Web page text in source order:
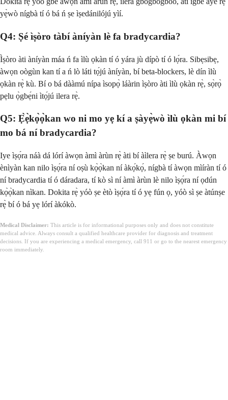
yẹ̀wò nígbà tí ó bá ń ṣe ìṣedánilójú yìí.
Q4: Ṣé ìṣòro tàbí àníyàn lè fa bradycardia?
Ìṣòro àti àníyàn máa ń fa ìlù ọkàn tí ó yára jù dípò tí ó lọ́ra. Sibẹsibẹ,
àwọn oògùn kan tí a ń lò láti tọ́jú àníyàn, bí beta-blockers, lè dín ìlù
ọkàn rẹ̀ kù. Bí o bá dààmú nípa ìsopọ̀ láàrin ìṣòro àti ìlù ọkàn rẹ̀, sọ̀rọ̀
pẹlu ọ̀gbẹ́ni ìtọ́jú ilera rẹ̀.
Q5: Ẹ̀ẹ̀kọ̀ọ̀kan wo ni mo yẹ kí a ṣàyẹ̀wò ìlù ọkàn mi bí
mo bá ní bradycardia?
Iye ìṣọ́ra náà dá lórí àwọn àmì àrùn rẹ̀ àti bí àìlera rẹ̀ ṣe burú. Àwọn
ènìyàn kan nilo ìṣọ́ra ní oṣù kọ̀ọ̀kan ní àkọ́kọ́, nígbà tí àwọn mìíràn tí ó
ní bradycardia tí ó dáradara, tí kò sì ní àmì àrùn lè nilo ìṣọ́ra ní ọdún
kọ̀ọ̀kan nìkan. Dokita rẹ̀ yóò ṣe ètò ìṣọ́ra tí ó yẹ fún ọ, yóò sì ṣe àtúnṣe
rẹ̀ bí ó bá yẹ lórí àkókò.
Medical Disclaimer: This article is for informational purposes only and does not constitute
medical advice. Always consult a qualified healthcare provider for diagnosis and treatment
decisions. If you are experiencing a medical emergency, call 911 or go to the nearest emergency
room immediately.